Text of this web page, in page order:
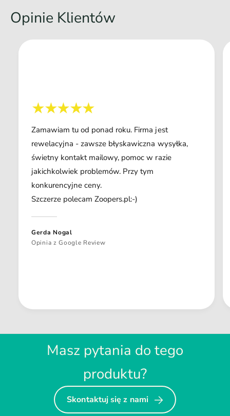
Opinie Klientów
Zamawiam tu od ponad roku. Firma jest
rewelacyjna - zawsze błyskawiczna wysyłka,
świetny kontakt mailowy, pomoc w razie
jakichkolwiek problemów. Przy tym
konkurencyjne ceny.
Szczerze polecam Zoopers.pl:-)
Gerda Nogal
Opinia z Google Review
Masz pytania do tego
produktu?
Skontaktuj się z nami